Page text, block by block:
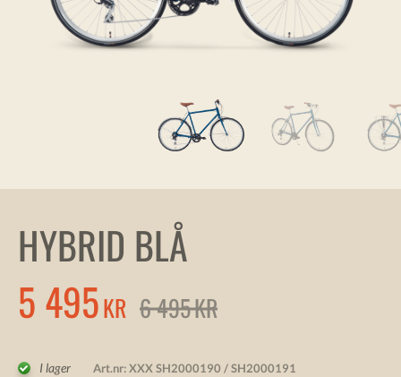
HYBRID BLÅ
6 495KR
5 495KR
I lager Art.nr:XXX SH2000190 / SH2000191